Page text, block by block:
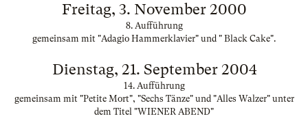
Freitag, 3. November 2000
8. Aufführung
gemeinsam mit "Adagio Hammerklavier" und " Black Cake".
Dienstag, 21. September 2004
14. Aufführung
gemeinsam mit "Petite Mort", "Sechs Tänze" und "Alles Walzer" unter
dem Titel "WIENER ABEND"